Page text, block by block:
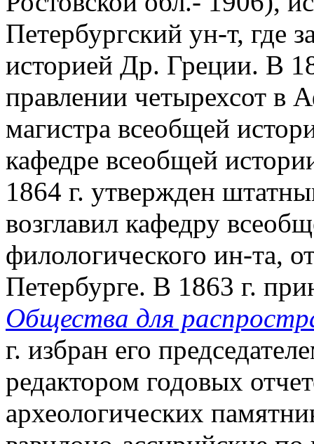
Петербургский ун-т, где
историей Др. Греции. В
правлении четырехсот в
магистра всеобщей
кафедре всеобщей
1864 г. утвержден
возглавил кафедру
филологического ин-та,
Петербурге. В 1863 г.
Общества для
г. избран его
редактором годовых
археологических